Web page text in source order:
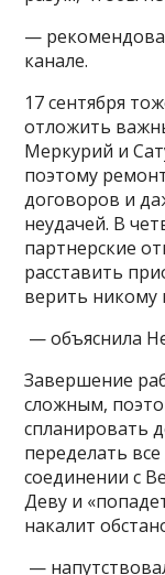
—
канале.
17 сентября
отложить
Меркурий и
поэтому
договоров и
неудачей. В
партнерские
расставить
верить никому
— объяснила
Завершение
сложным,
спланировать
переделать
соединении с
Деву и
накалит
—